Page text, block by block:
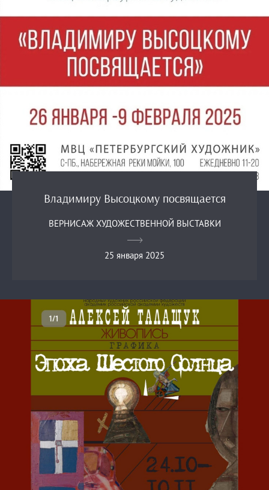
Владимиру Высоцкому посвящается
ВЕРНИСАЖ ХУДОЖЕСТВЕННОЙ ВЫСТАВКИ
25 января 2025